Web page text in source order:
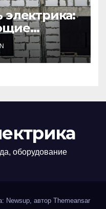
электрика:
оборудование
Newsup, автор Themeansar